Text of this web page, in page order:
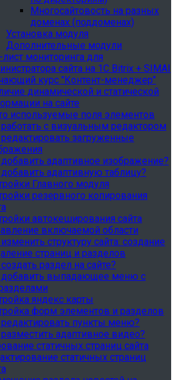
Многосайтовость на разных
доменах (поддоменах)
Установка модуля
Дополнительные модули
мониторинга для
сайта на 1С Bitrix + SIMAI
курс "Контент-менеджер"
динамической и статической
на сайте
используемые поля элементов
с визуальным редактором
загруженные
адаптивное изображение?
адаптивную таблицу?
Главного модуля
резервного копирования
автокеширования сайта
включаемой области
структуру сайта: создание
страниц и разделов
раздел на сайте?
добавить выпадающее меню с
яндекс карты
форм элементов и разделов
пункты меню?
адаптивное видео?
статичных страниц сайта
статичных страниц